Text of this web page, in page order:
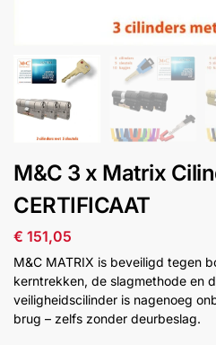
Camera's
&
Intercom
Inbraakbeveiliging
Merken
Outlet
M&C 3 x Matrix
CERTIFICAAT
€ 151,05
M&C MATRIX is beveiligd tegen
kerntrekken, de slagmethode en
veiligheidscilinder is nagenoeg
brug – zelfs zonder deurbeslag.